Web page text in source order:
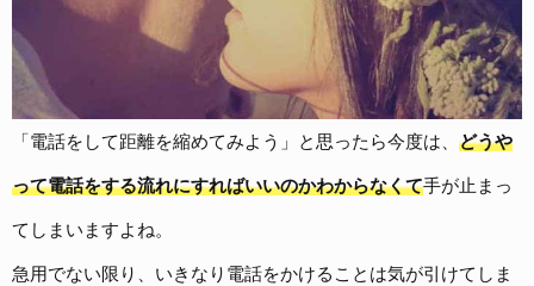
「電話をして距離を縮めてみよう」と思ったら今度は、 どうや
って電話をする流れにすればいいのかわからなくて手が止まっ
てしまいますよね。
急用でない限り、いきなり電話をかけることは気が引けてしま